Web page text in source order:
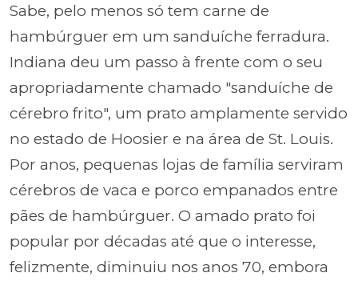
Sabe, pelo menos só tem carne de
hambúrguer em um sanduíche ferradura.
Indiana deu um passo à frente com o seu
apropriadamente chamado "sanduíche de
cérebro frito", um prato amplamente servido
no estado de Hoosier e na área de St. Louis.
Por anos, pequenas lojas de família serviram
cérebros de vaca e porco empanados entre
pães de hambúrguer. O amado prato foi
popular por décadas até que o interesse,
felizmente, diminuiu nos anos 70, embora